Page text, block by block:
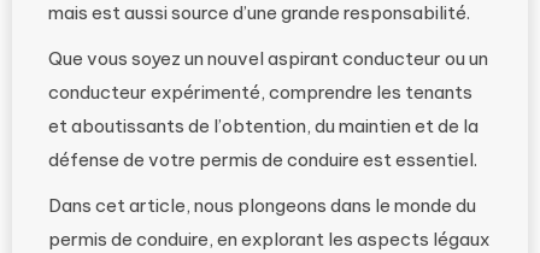
mais est aussi source d’une grande responsabilité.
Que vous soyez un nouvel aspirant conducteur ou un
conducteur expérimenté, comprendre les tenants
et aboutissants de l’obtention, du maintien et de la
défense de votre permis de conduire est essentiel.
Dans cet article, nous plongeons dans le monde du
permis de conduire, en explorant les aspects légaux